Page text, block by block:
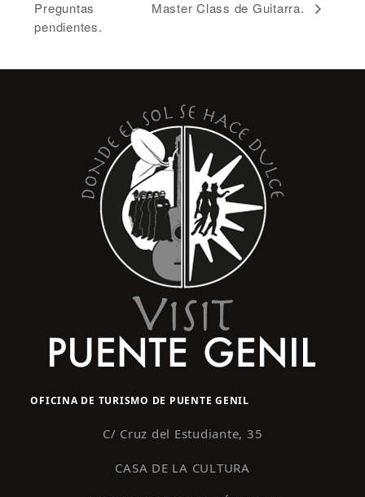
Preguntas
pendientes.
Master Class de Guitarra.
OFICINA DE TURISMO DE PUENTE GENIL
C/ Cruz del Estudiante, 35
CASA DE LA CULTURA